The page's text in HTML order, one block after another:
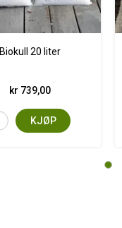
Biokull 20 liter
kr 739,00
KJØP